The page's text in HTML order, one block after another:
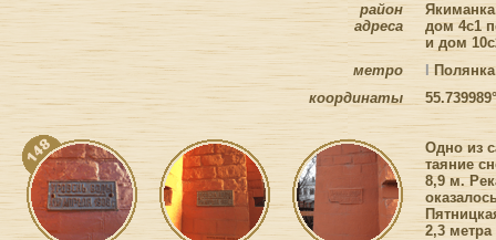
район
адреса
метро
координаты
дом 4с1
и дом
I Полянка
Одно из
таяние
8,9 м.
2,3